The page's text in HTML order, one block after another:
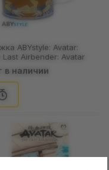
ABYstyle: Avatar:
Last Airbender: Avatar
(73109)
в наличии